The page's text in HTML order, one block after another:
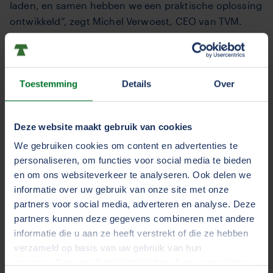
Toestemming Details Over
Deze website maakt gebruik van cookies
We gebruiken cookies om content en advertenties te
personaliseren, om functies voor social media te bieden
en om ons websiteverkeer te analyseren. Ook delen we
informatie over uw gebruik van onze site met onze
partners voor social media, adverteren en analyse. Deze
partners kunnen deze gegevens combineren met andere
informatie die u aan ze heeft verstrekt of die ze hebben
verzameld op basis van uw gebruik van hun
laden, en samen hebben we een praktische oplossing
ontwikkeld”, zegt Michel Verwoest, CEO van TVM.
“Door deze slimme samenwerking creëren we een
win-winsituatie voor ondernemers. Zo versnellen we
de elektrificatie en maken we verduurzaming
haalbaar. Dat is de kracht van een coöperatie.”
De TVM laadpas werkt hetzelfde als andere
laadpassen. Met de pas krijgen transporteurs
toegang tot alle publieke laadpunten in het netwerk,
waaraan de laadpunten van andere TVM-leden
worden toegevoegd.
Ondernemers met een TVM laadpas hebben via een
online dashboard en bijbehorende app realtime
inzicht in: welke laadcapaciteit beschikbaar is, welke
kosten daarbij horen, waar en wanneer ze hebben